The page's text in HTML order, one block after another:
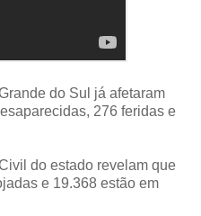
do Sul já afetaram
276 feridas e
do estado revelam que
e 19.368 estão em